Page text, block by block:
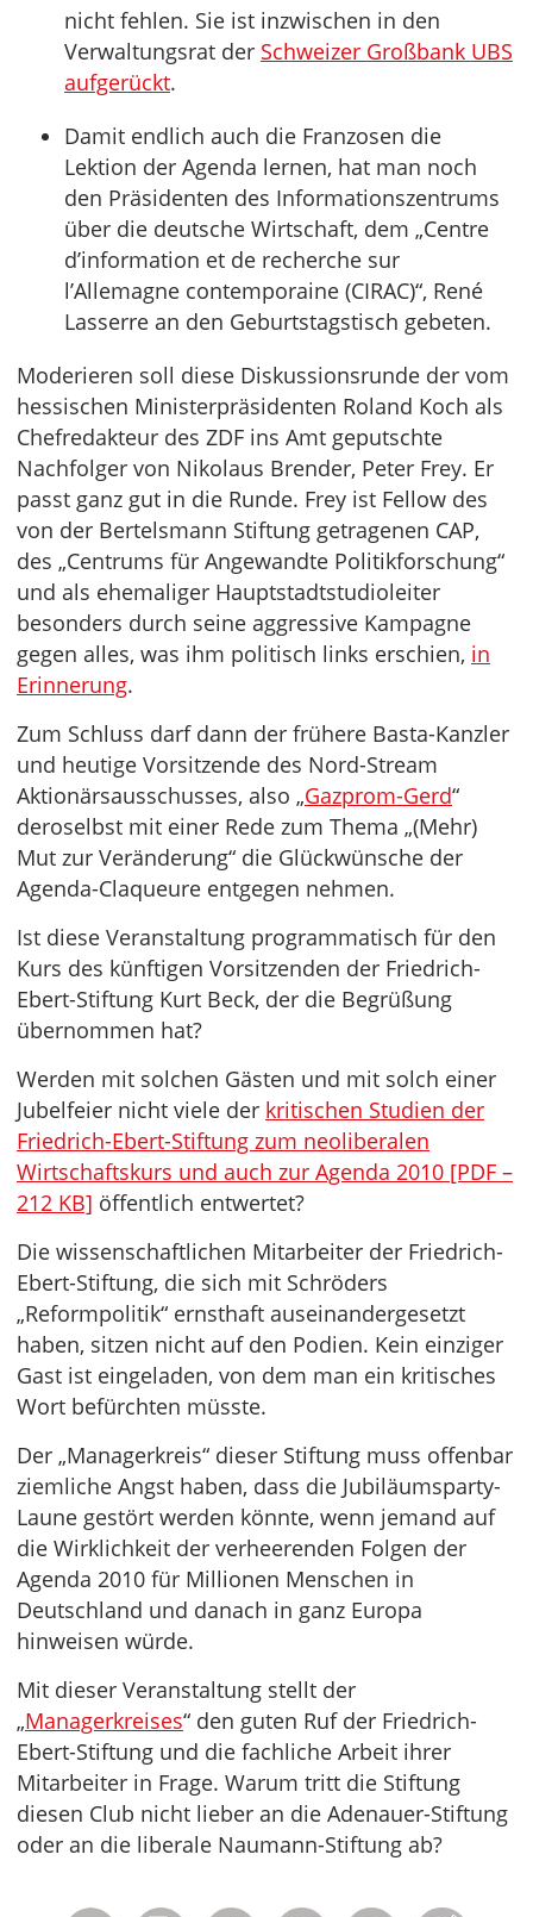
nicht fehlen. Sie ist inzwischen in den
Verwaltungsrat der Schweizer Großbank UBS
aufgerückt.
Damit endlich auch die Franzosen die
Lektion der Agenda lernen, hat man noch
den Präsidenten des Informationszentrums
über die deutsche Wirtschaft, dem „Centre
d’information et de recherche sur
l’Allemagne contemporaine (CIRAC)“, René
Lasserre an den Geburtstagstisch gebeten.
Moderieren soll diese Diskussionsrunde der vom
hessischen Ministerpräsidenten Roland Koch als
Chefredakteur des ZDF ins Amt geputschte
Nachfolger von Nikolaus Brender, Peter Frey. Er
passt ganz gut in die Runde. Frey ist Fellow des
von der Bertelsmann Stiftung getragenen CAP,
des „Centrums für Angewandte Politikforschung“
und als ehemaliger Hauptstadtstudioleiter
besonders durch seine aggressive Kampagne
gegen alles, was ihm politisch links erschien, in
Erinnerung.
Zum Schluss darf dann der frühere Basta-Kanzler
und heutige Vorsitzende des Nord-Stream
Aktionärsausschusses, also „Gazprom-Gerd“
deroselbst mit einer Rede zum Thema „(Mehr)
Mut zur Veränderung“ die Glückwünsche der
Agenda-Claqueure entgegen nehmen.
Ist diese Veranstaltung programmatisch für den
Kurs des künftigen Vorsitzenden der Friedrich-
Ebert-Stiftung Kurt Beck, der die Begrüßung
übernommen hat?
Werden mit solchen Gästen und mit solch einer
Jubelfeier nicht viele der kritischen Studien der
Friedrich-Ebert-Stiftung zum neoliberalen
Wirtschaftskurs und auch zur Agenda 2010 [PDF –
212 KB] öffentlich entwertet?
Die wissenschaftlichen Mitarbeiter der Friedrich-
Ebert-Stiftung, die sich mit Schröders
„Reformpolitik“ ernsthaft auseinandergesetzt
haben, sitzen nicht auf den Podien. Kein einziger
Gast ist eingeladen, von dem man ein kritisches
Wort befürchten müsste.
Der „Managerkreis“ dieser Stiftung muss offenbar
ziemliche Angst haben, dass die Jubiläumsparty-
Laune gestört werden könnte, wenn jemand auf
die Wirklichkeit der verheerenden Folgen der
Agenda 2010 für Millionen Menschen in
Deutschland und danach in ganz Europa
hinweisen würde.
Mit dieser Veranstaltung stellt der
„Managerkreises“ den guten Ruf der Friedrich-
Ebert-Stiftung und die fachliche Arbeit ihrer
Mitarbeiter in Frage. Warum tritt die Stiftung
diesen Club nicht lieber an die Adenauer-Stiftung
oder an die liberale Naumann-Stiftung ab?